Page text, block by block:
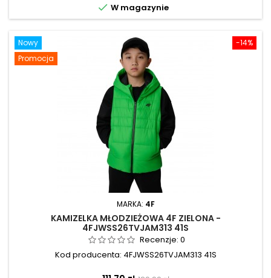
 W magazynie
-14%
Nowy
Promocja
MARKA: 4F
KAMIZELKA MŁODZIEŻOWA 4F ZIELONA -
4FJWSS26TVJAM313 41S
Recenzje: 0
Kod producenta: 4FJWSS26TVJAM313 41S